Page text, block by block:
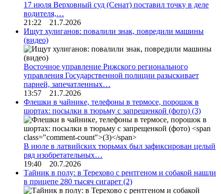
17 июля Верховный суд (Сенат) поставил точку в деле
водителя,…
21:22 21.7.2026
Ищут хулиганов: повалили знак, повредили машины
(видео)
Восточное управление Рижского регионального
управления Государственной полиции разыскивает
парней, запечатленных…
13:57 21.7.2026
Флешки в чайнике, телефоны в термосе, порошок в
шортах: посылки в тюрьму с запрещенкой (фото) (3)
В июле в латвийских тюрьмах был зафиксирован целый
ряд изобретательных…
19:40 20.7.2026
Тайник в полу: в Терехово с рентгеном и собакой нашли
в прицепе 280 тысяч сигарет (2)